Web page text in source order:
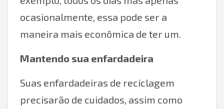
ocasionalmente, essa pode ser a
maneira mais econômica de ter um.
Mantendo sua enfardadeira
Suas enfardadeiras de reciclagem
precisarão de cuidados, assim como